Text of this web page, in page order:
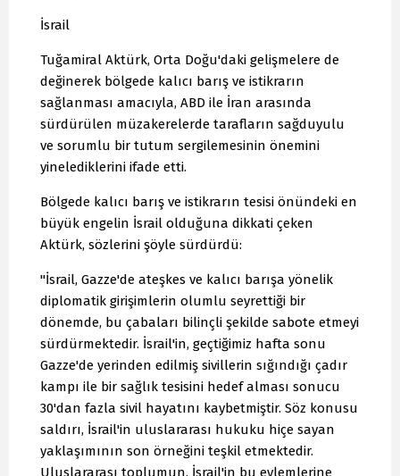
İsrail
Tuğamiral Aktürk, Orta Doğu'daki gelişmelere de
değinerek bölgede kalıcı barış ve istikrarın
sağlanması amacıyla, ABD ile İran arasında
sürdürülen müzakerelerde tarafların sağduyulu
ve sorumlu bir tutum sergilemesinin önemini
yinelediklerini ifade etti.
Bölgede kalıcı barış ve istikrarın tesisi önündeki en
büyük engelin İsrail olduğuna dikkati çeken
Aktürk, sözlerini şöyle sürdürdü:
"İsrail, Gazze'de ateşkes ve kalıcı barışa yönelik
diplomatik girişimlerin olumlu seyrettiği bir
dönemde, bu çabaları bilinçli şekilde sabote etmeyi
sürdürmektedir. İsrail'in, geçtiğimiz hafta sonu
Gazze'de yerinden edilmiş sivillerin sığındığı çadır
kampı ile bir sağlık tesisini hedef alması sonucu
30'dan fazla sivil hayatını kaybetmiştir. Söz konusu
saldırı, İsrail'in uluslararası hukuku hiçe sayan
yaklaşımının son örneğini teşkil etmektedir.
Uluslararası toplumun, İsrail'in bu eylemlerine